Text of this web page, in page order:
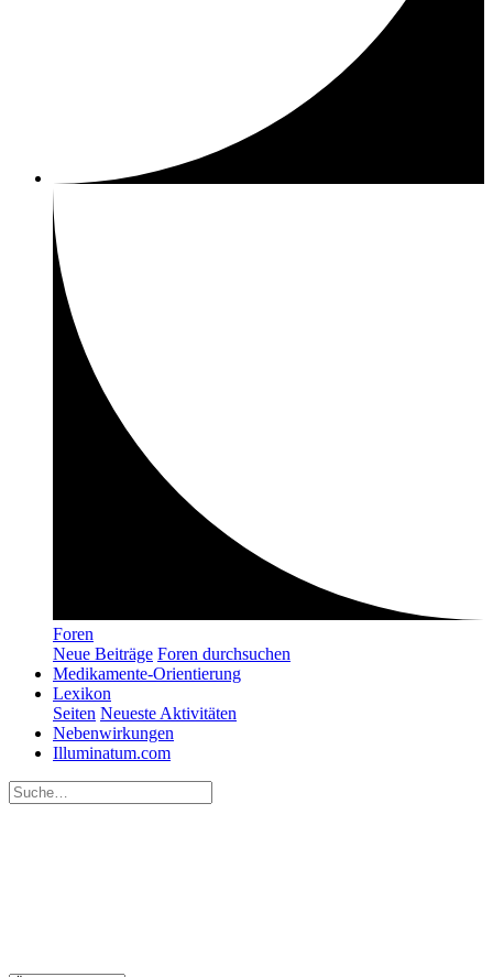
Foren
Neue Beiträge Foren durchsuchen
Medikamente-Orientierung
Lexikon
Seiten Neueste Aktivitäten
Nebenwirkungen
Illuminatum.com